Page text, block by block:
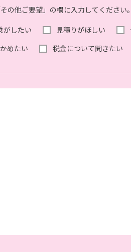
の他ご要望」の欄に入力してくださ
がしたい 見積りがほしい
めたい
税金について聞きたい